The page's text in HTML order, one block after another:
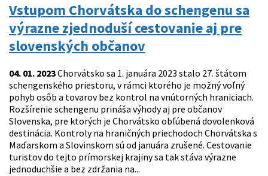
Vstupom Chorvátska do schengenu sa
výrazne zjednoduší cestovanie aj pre
slovenských občanov
04. 01. 2023Chorvátsko sa 1. januára 2023 stalo 27. štátom
schengenského priestoru, v rámci ktorého je možný voľný
pohyb osôb a tovarov bez kontrol na vnútorných hraniciach.
Rozšírenie schengenu prináša výhody aj pre občanov
Slovenska, pre ktorých je Chorvátsko obľúbená dovolenková
destinácia. Kontroly na hraničných priechodoch Chorvátska s
Maďarskom a Slovinskom sú od januára zrušené. Cestovanie
turistov do tejto prímorskej krajiny sa tak stáva výrazne
jednoduchšie a bez zdržania na...